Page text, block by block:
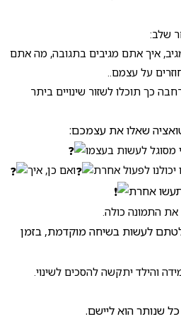
שלב:
איך אתם מגיבים בתגובה, מה אתם
על עצמם..
כך תוכלו לשזור שינויים ביתר
מסוגל לעשות בעצמו
לפעול אחרת
ואם כן, איך
את התמונה כולה.
לעשות בשיחה מוקדמת, בזמן
והילד יתקשה להסכים לשינוי.